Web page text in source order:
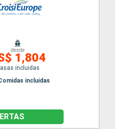
desde
1,804
incluidas
incluidas